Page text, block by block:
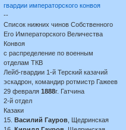
гвардии императорского конвоя
--
Список нижних чинов Собственного
Его Императорского Величества
Конвоя
с распределение по военным
отделам ТКВ
Лейб-гвардии 1-й Терский казачий
эскадрон, командир ротмистр Гажеев
29 февраля1888г. Гатчина
2-й отдел
Казаки
15.Василий Гауров , Щедринская